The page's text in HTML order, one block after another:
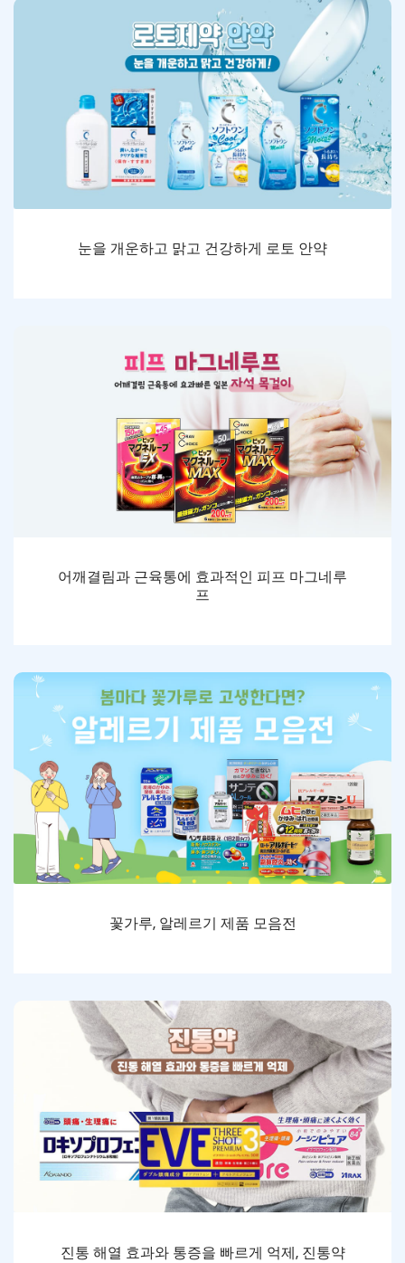
눈을 개운하고 맑고 건강하게 로토 안약
어깨결림과 근육통에 효과적인 피프 마그네루
프
꽃가루, 알레르기 제품 모음전
진통 해열 효과와 통증을 빠르게 억제, 진통약